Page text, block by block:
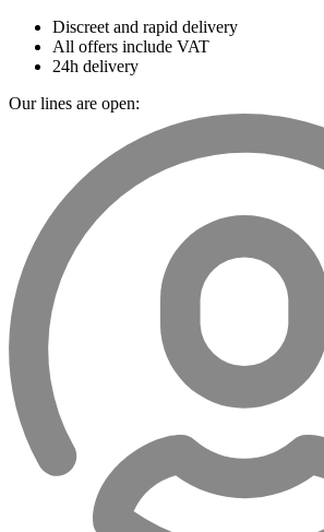
Discreet and rapid delivery
All offers include VAT
24h delivery
Our lines are open: